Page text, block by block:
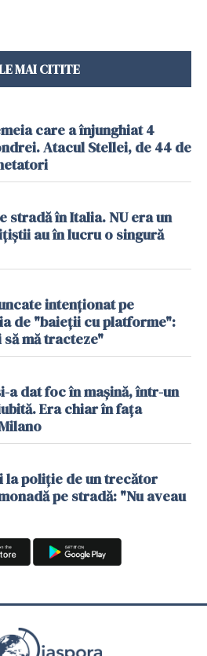
MAI CITITE
care a înjunghiat 4
Atacul Stellei, de 44 de
stradă în Italia. NU era un
au în lucru o singură
intenționat pe
de "baieții cu platforme":
mă tracteze"
a dat foc în mașină, într-un
Era chiar în fața
poliție de un trecător
pe stradă: "Nu aveau